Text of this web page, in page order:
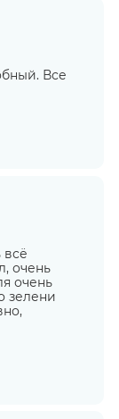
Все
всё
очень
очень
зелени